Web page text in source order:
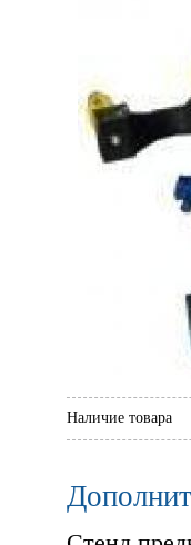
Наличие товара